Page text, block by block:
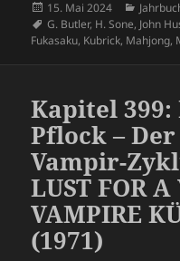
Veröffentlicht
am
15. Mai 2024
Schlagwörter
G. Butler, H. Sone, John
Fukasaku, Kubrick, Mahjong,
Kapitel
Pflock –
Vampir-
LUST FOR
VAMPIRE
(1971)